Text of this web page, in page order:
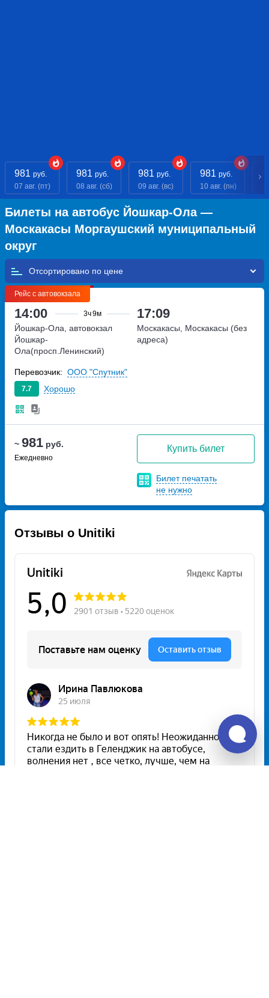
981 руб.
07 авг. (пт)
981 руб.
08 авг. (сб)
981 руб.
09 авг. (вс)
981 руб.
10 авг. (пн)
Билеты на автобус Йошкар-Ола —
Москакасы Моргаушский муниципальный
округ
Отсортировано по
Рейс с автовокзала
14:00 3ч9м 17:09
~ 981 руб.
Ежедневно
Купить билет
Билет печатать
не нужно
Йошкар-Ола, автовокзал
Йошкар-
Ола(просп.Ленинский)
Москакасы, Москакасы (без
адреса)
7.7 Хорошо
Перевозчик: ООО "Спутник"
Отзывы о Unitiki